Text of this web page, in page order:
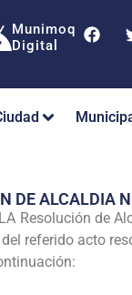
Munimoq
Digital
DE ALCALDIA
LA Resolución de
referido acto